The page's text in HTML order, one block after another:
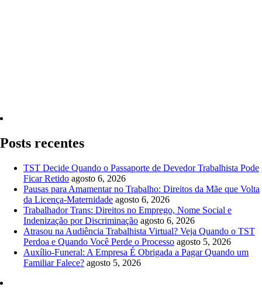
Posts recentes
TST Decide Quando o Passaporte de Devedor Trabalhista Pode
Ficar Retido agosto 6, 2026
Pausas para Amamentar no Trabalho: Direitos da Mãe que Volta
da Licença-Maternidade agosto 6, 2026
Trabalhador Trans: Direitos no Emprego, Nome Social e
Indenização por Discriminação agosto 6, 2026
Atrasou na Audiência Trabalhista Virtual? Veja Quando o TST
Perdoa e Quando Você Perde o Processo agosto 5, 2026
Auxílio-Funeral: A Empresa É Obrigada a Pagar Quando um
Familiar Falece? agosto 5, 2026